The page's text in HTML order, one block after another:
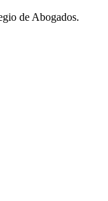
de Abogados.